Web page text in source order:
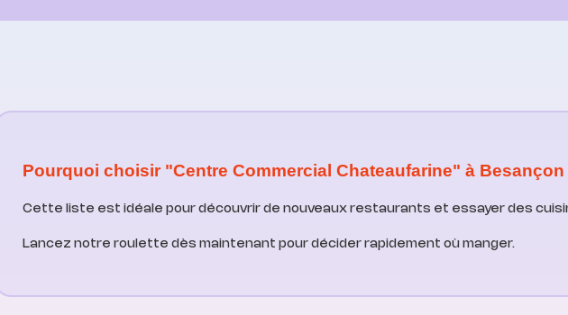
Pourquoi choisir "Centre Commercial Chateaufarine" à Besançon
Cette liste est idéale pour découvrir de nouveaux restaurants et essayer des
Lancez notre roulette dès maintenant pour décider rapidement où manger.